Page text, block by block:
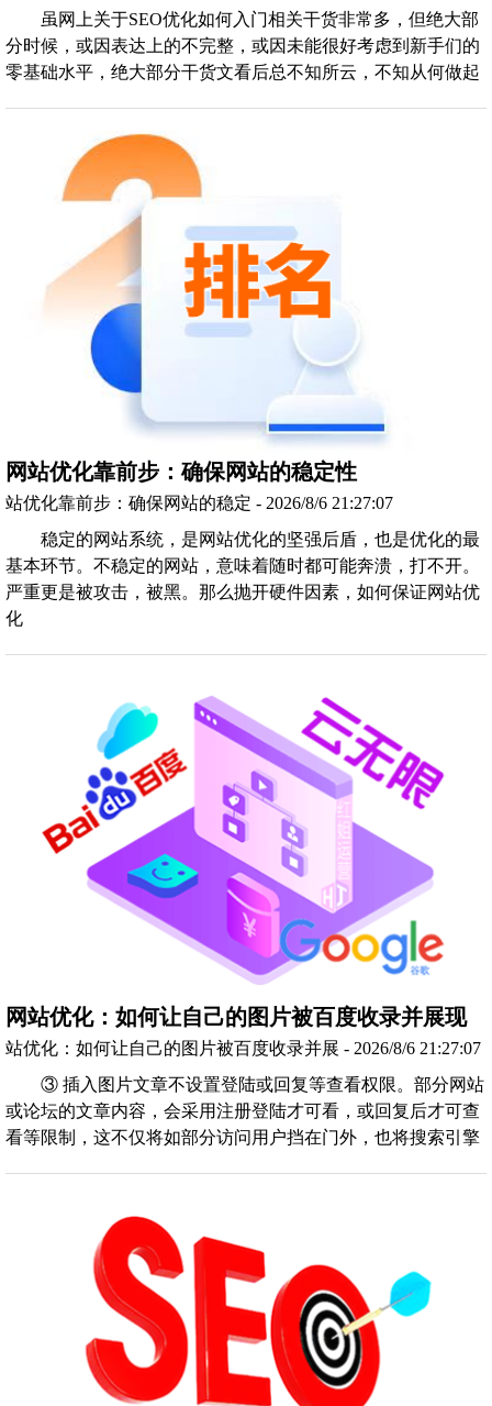
虽网上关于SEO优化如何入门相关干货非常多，但绝大部
分时候，或因表达上的不完整，或因未能很好考虑到新手们的
零基础水平，绝大部分干货文看后总不知所云，不知从何做起
网站优化靠前步：确保网站的稳定性
站优化靠前步：确保网站的稳定 - 2026/8/6 21:27:07
稳定的网站系统，是网站优化的坚强后盾，也是优化的最
基本环节。不稳定的网站，意味着随时都可能奔溃，打不开。
严重更是被攻击，被黑。那么抛开硬件因素，如何保证网站优
化
网站优化：如何让自己的图片被百度收录并展现
站优化：如何让自己的图片被百度收录并展 - 2026/8/6 21:27:07
③ 插入图片文章不设置登陆或回复等查看权限。部分网站
或论坛的文章内容，会采用注册登陆才可看，或回复后才可查
看等限制，这不仅将如部分访问用户挡在门外，也将搜索引擎